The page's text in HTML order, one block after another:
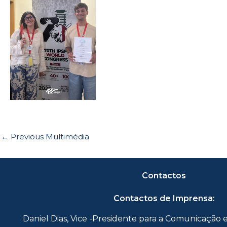
← Previous Multimédia
Contactos
Contactos de Imprensa:
Daniel Dias, Vice -Presidente para a Comunicação